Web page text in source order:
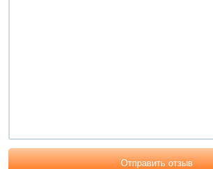
Отправить отзыв